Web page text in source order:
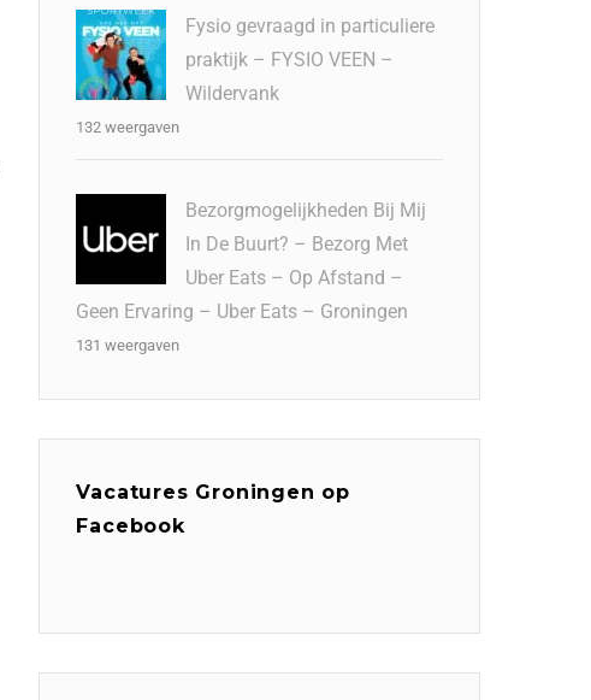
Fysio gevraagd in particuliere
praktijk – FYSIO VEEN –
Wildervank
132 weergaven
Bezorgmogelijkheden Bij Mij
In De Buurt? – Bezorg Met
Uber Eats – Op Afstand –
Geen Ervaring – Uber Eats – Groningen
131 weergaven
Vacatures Groningen op
Facebook